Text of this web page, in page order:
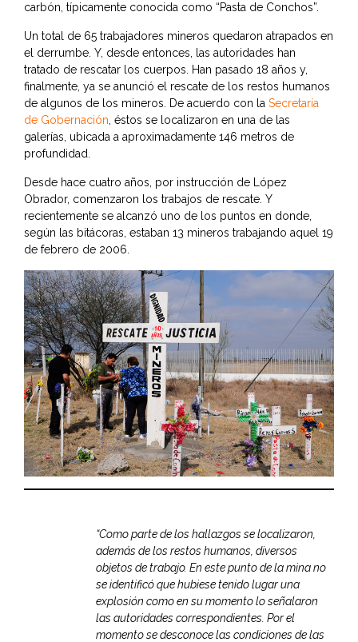
carbón, típicamente conocida como “Pasta de Conchos”.
Un total de 65 trabajadores mineros quedaron atrapados en
el derrumbe. Y, desde entonces, las autoridades han
tratado de rescatar los cuerpos. Han pasado 18 años y,
finalmente, ya se anunció el rescate de los restos humanos
de algunos de los mineros. De acuerdo con la Secretaría
de Gobernación, éstos se localizaron en una de las
galerías, ubicada a aproximadamente 146 metros de
profundidad.
Desde hace cuatro años, por instrucción de López
Obrador, comenzaron los trabajos de rescate. Y
recientemente se alcanzó uno de los puntos en donde,
según las bitácoras, estaban 13 mineros trabajando aquel 19
de febrero de 2006.
“Como parte de los hallazgos se localizaron,
además de los restos humanos, diversos
objetos de trabajo. En este punto de la mina no
se identificó que hubiese tenido lugar una
explosión como en su momento lo señalaron
las autoridades correspondientes. Por el
momento se desconoce las condiciones de las